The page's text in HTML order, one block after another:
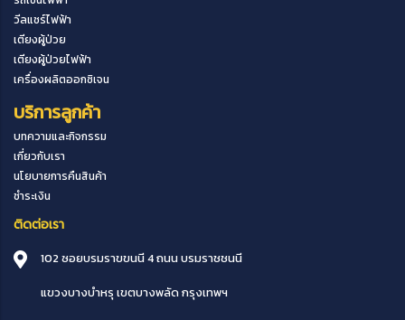
วีลแชร์ไฟฟ้า
เตียงผู้ป่วย
เตียงผู้ป่วยไฟฟ้า
เครื่องผลิตออกซิเจน
บริการลูกค้า
บทความและกิจกรรม
เกี่ยวกับเรา
นโยบายการคืนสินค้า
ชำระเงิน
ติดต่อเรา
102 ซอยบรมราขขนนี 4 ถนน บรมราชชนนี
แขวงบางบำหรุ เขตบางพลัดกรุงเทพฯ